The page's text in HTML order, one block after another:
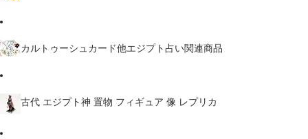
カルトゥーシュカード他エジプト占い関連商品
古代 エジプト神 置物 フィギュア 像 レプリカ